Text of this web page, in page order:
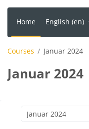
Home English ‎(en)‎
Courses Januar 2024
Januar 2024